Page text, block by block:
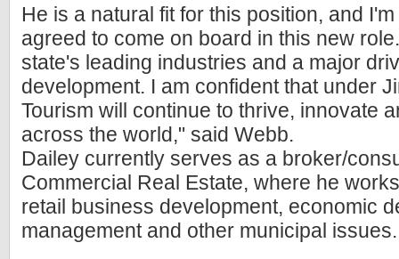
He is a natural fit for this position, and
agreed to come on board in this new
state's leading industries and a major
development. I am confident that under
Tourism will continue to thrive, innovate
across the world," said Webb.
Dailey currently serves as a broker/
Commercial Real Estate, where he
retail business development, economic
management and other municipal issues.